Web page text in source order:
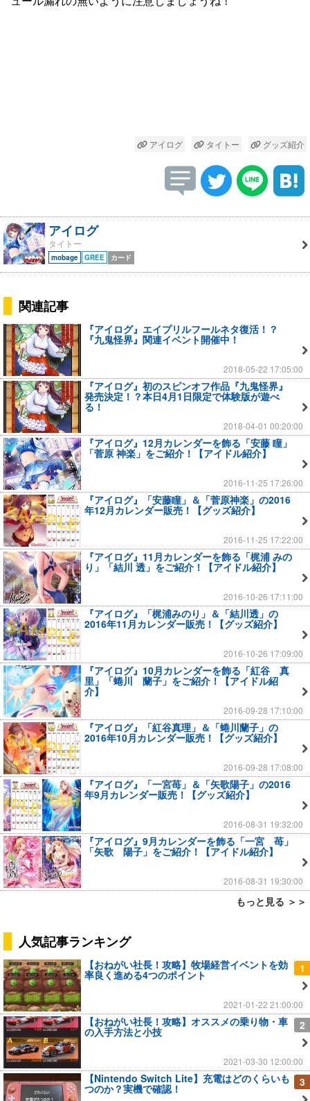
アイログ タイトー グッズ紹介
アイログ
タイトー
mobage GREE カード
関連記事
『アイログ』エイプリルフールネタ復活！？
『九鬼怪界』関連イベント開催中！
2018-05-22 17:05:00
『アイログ』初のスピンオフ作品『九鬼怪界』
発売決定！？本日4月1日限定で体験版が遊べ
る！
2018-04-01 00:20:00
『アイログ』12月カレンダーを飾る「安藤 瞳」
「菅原 神楽」をご紹介！【アイドル紹介】
2016-11-25 17:26:00
『アイログ』「安藤瞳」＆「菅原神楽」の2016
年12月カレンダー販売！【グッズ紹介】
2016-11-25 17:22:00
『アイログ』11月カレンダーを飾る「梶浦 みの
り」「結川 透」をご紹介！【アイドル紹介】
2016-10-26 17:11:00
『アイログ』「梶浦みのり」＆「結川透」の
2016年11月カレンダー販売！【グッズ紹介】
2016-10-26 17:09:00
『アイログ』10月カレンダーを飾る「紅谷 真
里」「蜷川 蘭子」をご紹介！【アイドル紹
介】
2016-09-28 17:10:00
『アイログ』「紅谷真理」＆「蜷川蘭子」の
2016年10月カレンダー販売！【グッズ紹介】
2016-09-28 17:08:00
『アイログ』「一宮苺」＆「矢歌陽子」の2016
年9月カレンダー販売！【グッズ紹介】
2016-08-31 19:32:00
『アイログ』9月カレンダーを飾る「一宮 苺」
「矢歌 陽子」をご紹介！【アイドル紹介】
2016-08-31 19:30:00
もっと見る ＞＞
人気記事ランキング
1
【おねがい社長！攻略】牧場経営イベントを効
率良く進める4つのポイント
2021-01-22 21:00:00
2
【おねがい社長！攻略】オススメの乗り物・車
の入手方法と小技
2021-03-30 12:00:00
3
【Nintendo Switch Lite】充電はどのくらいも
つのか？実機で確認！